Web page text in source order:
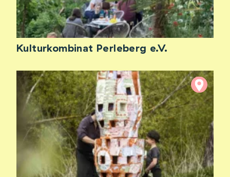
Kulturkombinat Perleberg e.V.